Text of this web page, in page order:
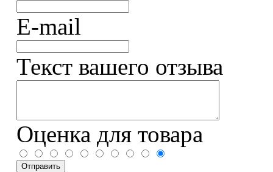
E-mail
Текст вашего отзыва
Оценка для товара